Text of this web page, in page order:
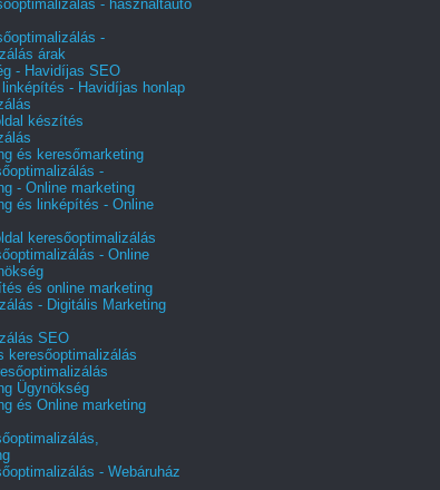
- használtautó
-
árak
- Havidíjas SEO
- Havidíjas honlap
készítés
és keresőmarketing
-
- Online marketing
és linképítés - Online
keresőoptimalizálás
- Online
és online marketing
- Digitális Marketing
SEO
keresőoptimalizálás
Ügynökség
és Online marketing
- Webáruház